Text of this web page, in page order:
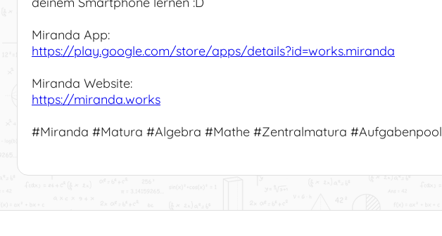
Miranda App:
https://play.google.com/store/apps/details?id=works.miranda
Miranda Website:
https://miranda.works
#Miranda #Matura #Algebra #Mathe #Zentralmatura #Aufgabenpool